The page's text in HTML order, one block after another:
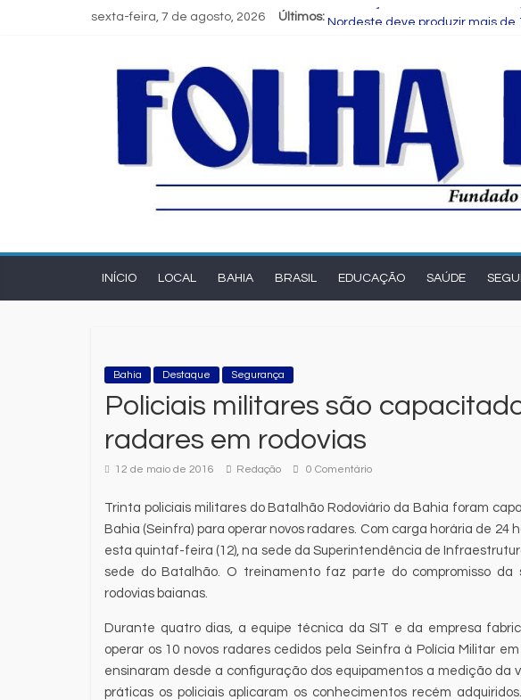
sexta-feira, 7 de agosto, 2026 Últimos: FIEB lança Comitê das Cadeias
Programa Speak Up reúne
Estudante de Salvador é
INÍCIO LOCAL BAHIA BRASIL EDUCAÇÃO SAÚDE
Bahia Destaque Segurança
Policiais militares são
radares em rodovias
12 de maio de 2016 Redação 0 Comentário
Trinta policiais militares do Batalhão Rodoviário da Bahia foram
Bahia (Seinfra) para operar novos radares. Com carga horária de 24
esta quintaf-feira (12), na sede da Superintendência de
sede do Batalhão. O treinamento faz parte do compromisso
rodovias baianas.
Durante quatro dias, a equipe técnica da SIT e da empresa
operar os 10 novos radares cedidos pela Seinfra à Polícia Militar
ensinaram desde a configuração dos equipamentos a medição da
práticas os policiais aplicaram os conhecimentos recém